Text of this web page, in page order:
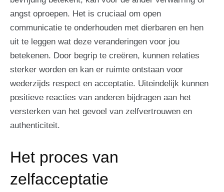
angst oproepen. Het is cruciaal om open
communicatie te onderhouden met dierbaren en hen
uit te leggen wat deze veranderingen voor jou
betekenen. Door begrip te creëren, kunnen relaties
sterker worden en kan er ruimte ontstaan voor
wederzijds respect en acceptatie. Uiteindelijk kunnen
positieve reacties van anderen bijdragen aan het
versterken van het gevoel van zelfvertrouwen en
authenticiteit.
Het proces van
zelfacceptatie